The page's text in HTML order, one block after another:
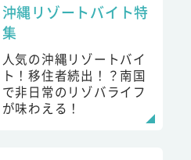
沖縄リゾートバイト特
集
人気の沖縄リゾートバイ
ト！移住者続出！？南国
で非日常のリゾバライフ
が味わえる！